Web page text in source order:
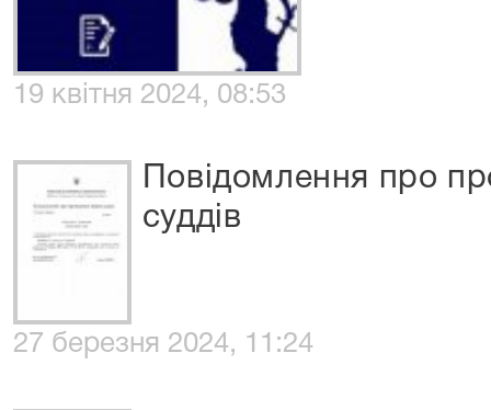
19 квітня 2024, 08:53
Повідомлення про
суддів
27 березня 2024, 11:24